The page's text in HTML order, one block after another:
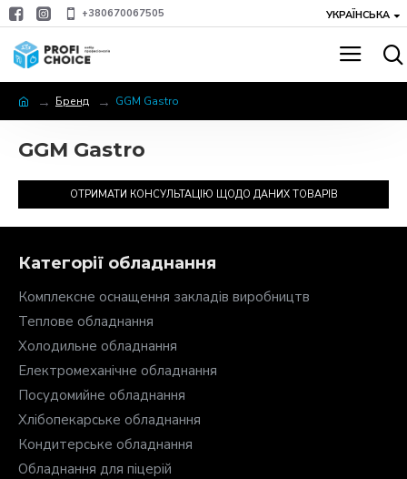
+380670067505 УКРАЇНСЬКА
Бренд GGM Gastro
GGM Gastro
ОТРИМАТИ КОНСУЛЬТАЦІЮ ЩОДО ДАНИХ ТОВАРІВ
Категорії обладнання
Комплексне оснащення закладів виробництв
Теплове обладнання
Холодильне обладнання
Електромеханічне обладнання
Посудомийне обладнання
Хлібопекарське обладнання
Кондитерське обладнання
Обладнання для піцерій